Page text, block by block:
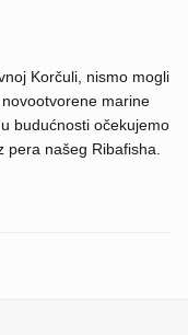
Korčuli, nismo mogli
marine
budućnosti očekujemo
pera našeg Ribafisha.